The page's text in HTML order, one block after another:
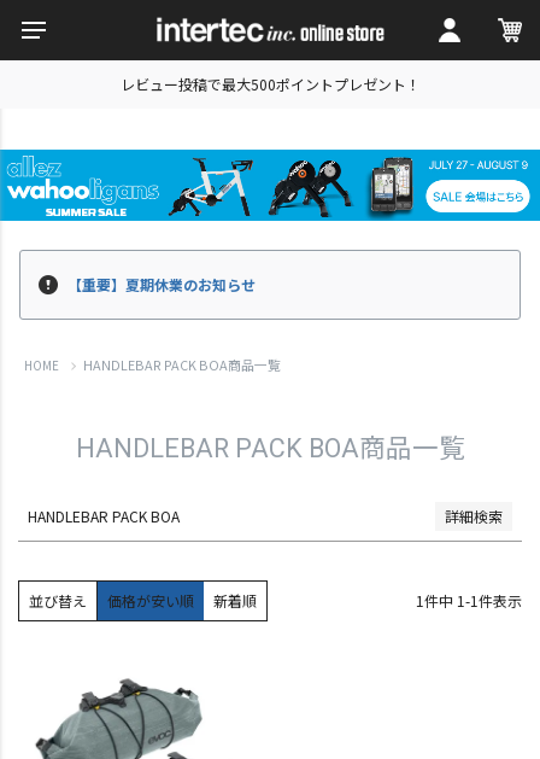
レビュー投稿で最大500ポイントプレゼント！
【重要】夏期休業のお知らせ
HOME HANDLEBAR PACK BOA商品一覧
HANDLEBAR PACK BOA商品一覧
HANDLEBAR PACK BOA 詳細検索
価格
並び順
価格が高い順
検索
並び替え 価格が安い順 新着順 1件中 1-1件表示